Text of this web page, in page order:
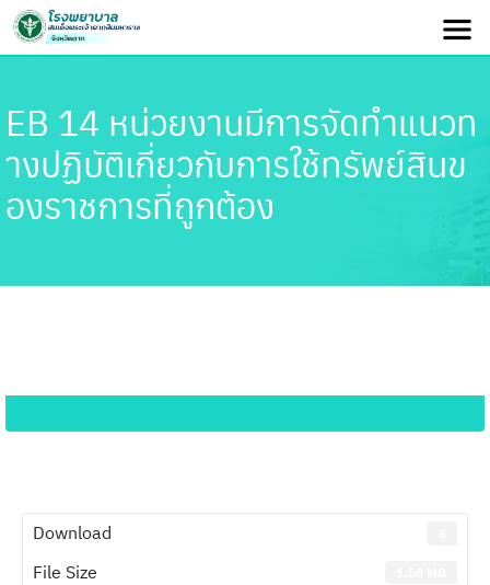
EB 14 หน่วยงานมีการจัดทำแนวท
างปฏิบัติเกี่ยวกับการใช้ทรัพย์สินข
องราชการที่ถูกต้อง
Download
File Size